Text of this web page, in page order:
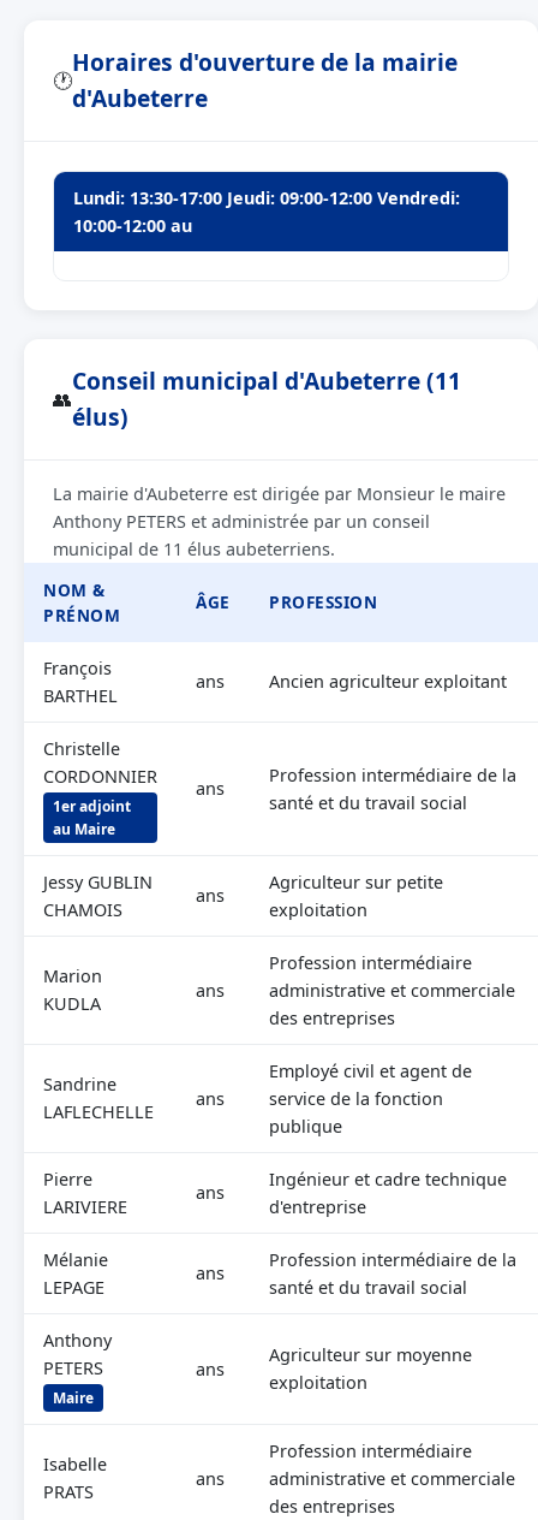
🕐
Horaires d'ouverture de la mairie
d'Aubeterre
Lundi: 13:30-17:00 Jeudi: 09:00-12:00 Vendredi:
10:00-12:00 au
👥
Conseil municipal d'Aubeterre (11
élus)
La mairie d'Aubeterre est dirigée par Monsieur le maire
Anthony PETERS et administrée par un conseil
municipal de 11 élus aubeterriens.
NOM &
PRÉNOM
ÂGE PROFESSION
François
BARTHEL
ans Ancien agriculteur exploitant
Christelle
CORDONNIER
1er adjoint
au Maire
ans
Profession intermédiaire de la
santé et du travail social
Jessy GUBLIN
CHAMOIS
ans
Agriculteur sur petite
exploitation
Marion
KUDLA
ans
Profession intermédiaire
administrative et commerciale
des entreprises
Sandrine
LAFLECHELLE
ans
Employé civil et agent de
service de la fonction
publique
Pierre
LARIVIERE
ans
Ingénieur et cadre technique
d'entreprise
Mélanie
LEPAGE
ans
Profession intermédiaire de la
santé et du travail social
Anthony
PETERS
Maire
ans
Agriculteur sur moyenne
exploitation
Isabelle
PRATS
ans
Profession intermédiaire
administrative et commerciale
des entreprises